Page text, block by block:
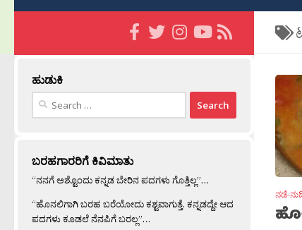
ನಡೆ-
ಹುಡುಕಿ
Search
ಬರಹಗಾರರಿಗೆ ಕಿವಿಮಾತು
“ನನಗೆ ಅಶ್ಟೊಂದು ಕನ್ನಡ ಬೇರಿನ ಪದಗಳು ಗೊತ್ತಿಲ್ಲ”…
“ಹೊನಲಿಗಾಗಿ ಬರಹ ಬರೆಯೋದು ಕಶ್ಟವಾಗುತ್ತೆ. ಕನ್ನಡದ್ದೇ ಆದ
ಪದಗಳು ಕೂಡಲೆ ನೆನಪಿಗೆ ಬರಲ್ಲ”…